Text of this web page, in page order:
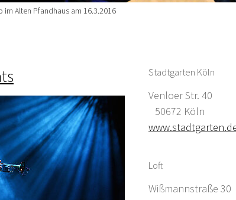
im Alten Pfandhaus am 16.3.2016
Stadtgarten Köln
Venloer Str. 40
50672 Köln
Loft
Wißmannstraße 30